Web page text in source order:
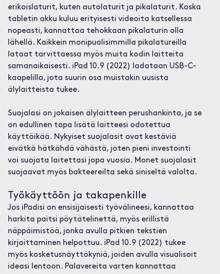
erikoislaturit, kuten autolaturit ja pikalaturit. Koska
tabletin akku kuluu erityisesti videoita katsellessa
nopeasti, kannattaa tehokkaan pikalaturin olla
lähellä. Kaikkein monipuolisimmilla pikalatureilla
lataat tarvittaessa myös muita kodin laitteita
samanaikaisesti. iPad 10.9 (2022) ladataan USB-C-
kaapelilla, jota suurin osa muistakin uusista
älylaitteista tukee.
Suojalasi on jokaisen älylaitteen perushankinta, ja se
on edullinen tapa lisätä laitteesi odotettua
käyttöikää. Nykyiset suojalasit ovat kestäviä
eivätkä hätkähdä vähästä, joten pieni investointi
voi suojata laitettasi jopa vuosia. Monet suojalasit
suojaavat myös bakteereilta sekä siniseltä valolta.
Työkäyttöön ja takapenkille
Jos iPadisi on ensisijaisesti työvälineesi, kannattaa
harkita paitsi pöytätelinettä, myös erillistä
näppäimistöä, jonka avulla pitkien tekstien
kirjoittaminen helpottuu. iPad 10.9 (2022) tukee
myös kosketusnäyttökyniä, joiden avulla visualisoit
ideasi lentoon. Palavereita varten kannattaa